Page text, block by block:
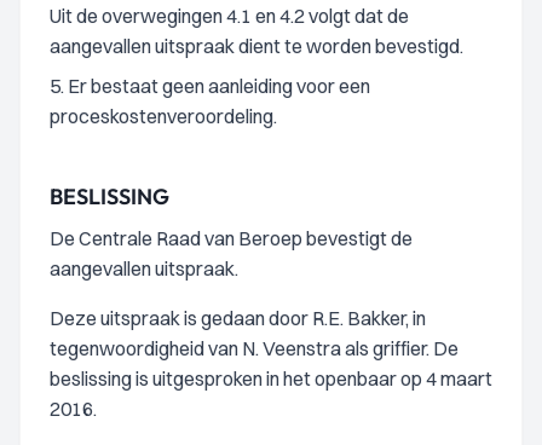
Uit de overwegingen 4.1 en 4.2 volgt dat de
aangevallen uitspraak dient te worden bevestigd.
5. Er bestaat geen aanleiding voor een
proceskostenveroordeling.
BESLISSING
De Centrale Raad van Beroep bevestigt de
aangevallen uitspraak.
Deze uitspraak is gedaan door R.E. Bakker, in
tegenwoordigheid van N. Veenstra als griffier. De
beslissing is uitgesproken in het openbaar op 4 maart
2016.